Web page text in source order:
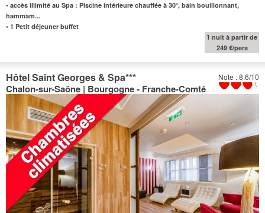
• accès illimité au Spa : Piscine intérieure chauffée à 30°, bain bouillonnant,
hammam...
• 1 Petit déjeuner buffet
1 nuit à partir de
249 €/pers
Note : 8.6/10
Hôtel Saint Georges & Spa***
Chalon-sur-Saône | Bourgogne - Franche-Comté